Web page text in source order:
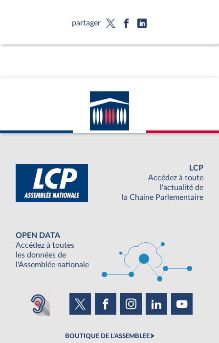
partager
LCP
Accédez à toute
l'actualité de
la Chaine Parlementaire
OPEN DATA
Accédez à toutes
les données de
l'Assemblée nationale
BOUTIQUE DE L'ASSEMBLEE